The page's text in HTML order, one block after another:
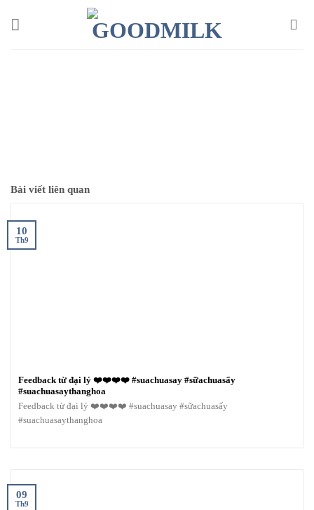
Bài viết liên quan
Feedback từ đại lý ❤️❤️❤️❤️ #suachuasay #sữachuasấy
#suachuasaythanghoa
Feedback từ đại lý ❤️❤️❤️❤️ #suachuasay #sữachuasấy
#suachuasaythanghoa
10
Th9
09
Th9